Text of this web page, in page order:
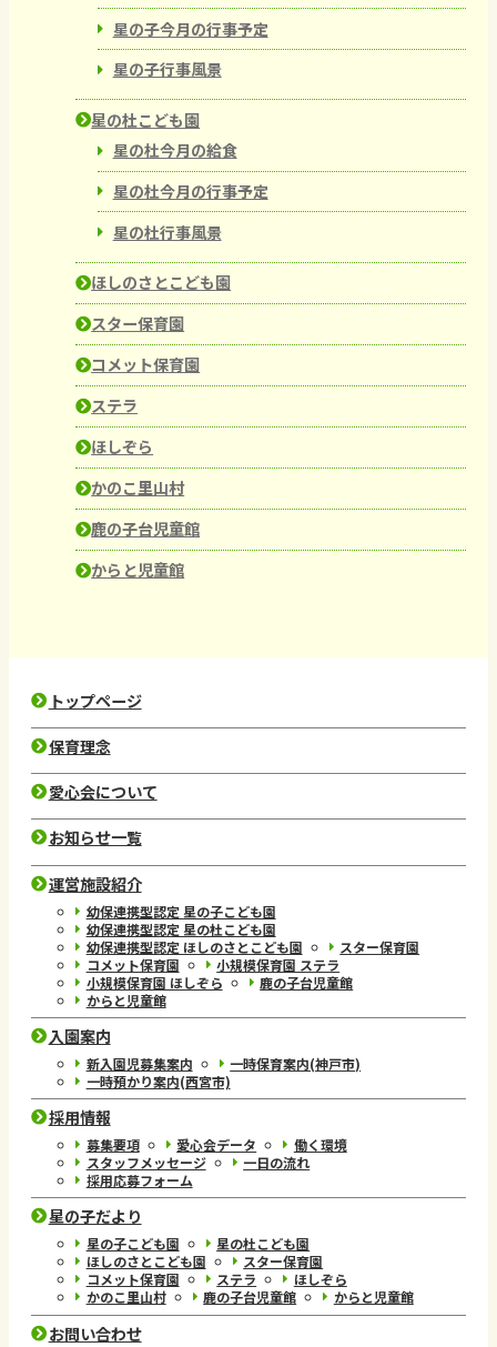
星の子今月の行事予定
星の子行事風景
星の杜こども園
星の杜今月の給食
星の杜今月の行事予定
星の杜行事風景
ほしのさとこども園
スター保育園
コメット保育園
ステラ
ほしぞら
かのこ里山村
鹿の子台児童館
からと児童館
トップページ
保育理念
愛心会について
お知らせ一覧
運営施設紹介
幼保連携型認定 星の子こども園
幼保連携型認定 星の杜こども園
幼保連携型認定 ほしのさとこども園
スター保育園
コメット保育園
小規模保育園 ステラ
小規模保育園 ほしぞら
鹿の子台児童館
からと児童館
入園案内
新入園児募集案内
一時保育案内(神戸市)
一時預かり案内(西宮市)
採用情報
募集要項 愛心会データ
働く環境
スタッフメッセージ
一日の流れ
採用応募フォーム
星の子だより
星の子こども園
星の杜こども園
ほしのさとこども園
スター保育園
コメット保育園
ステラ
ほしぞら
かのこ里山村
鹿の子台児童館 からと児童館
お問い合わせ